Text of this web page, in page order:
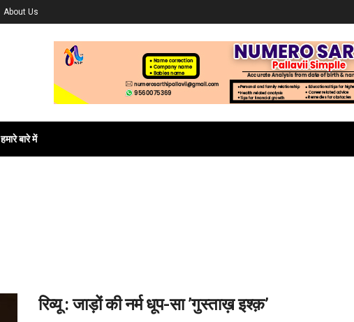
About Us
हमारे बारे में
रिव्यू : जाड़ों की नर्म धूप-सा ’गुस्ताख़ इश्क़’